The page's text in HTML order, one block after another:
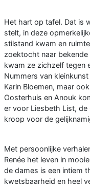
Het hart op tafel. Dat is
stelt, in deze
stilstand kwam en
zoektocht naar
kwam ze zichzelf tegen
Nummers van
Karin Bloemen, maar
Oosterhuis en Anouk
er voor Liesbeth List, de
kroop voor de
Met persoonlijke
Renée het leven in
de dames is een intiem
kwetsbaarheid en heel